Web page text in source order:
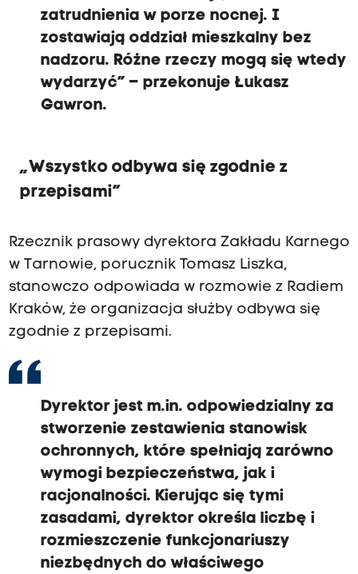
zatrudnienia w porze nocnej. I
zostawiają oddział mieszkalny bez
nadzoru. Różne rzeczy mogą się wtedy
wydarzyć” – przekonuje Łukasz
Gawron.
„Wszystko odbywa się zgodnie z
przepisami”
Rzecznik prasowy dyrektora Zakładu Karnego
w Tarnowie, porucznik Tomasz Liszka,
stanowczo odpowiada w rozmowie z Radiem
Kraków, że organizacja służby odbywa się
zgodnie z przepisami.
Dyrektor jest m.in. odpowiedzialny za
stworzenie zestawienia stanowisk
ochronnych, które spełniają zarówno
wymogi bezpieczeństwa, jak i
racjonalności. Kierując się tymi
zasadami, dyrektor określa liczbę i
rozmieszczenie funkcjonariuszy
niezbędnych do właściwego